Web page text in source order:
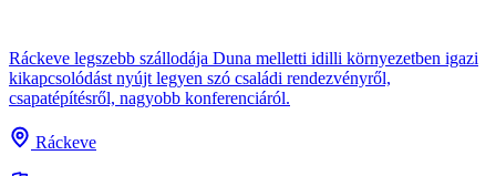
Ráckeve legszebb szállodája Duna melletti idilli környezetben igazi
kikapcsolódást nyújt legyen szó családi rendezvényről,
csapatépítésről, nagyobb konferenciáról.
Ráckeve